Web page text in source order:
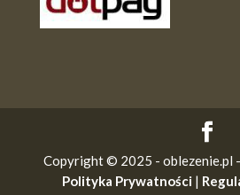
Copyright © 2025 - oblezenie.pl
Polityka Prywatności |